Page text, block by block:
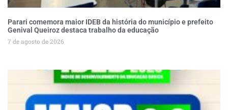
Parari comemora maior IDEB da história do município e prefeito
Genival Queiroz destaca trabalho da educação
7 de agosto de 2026